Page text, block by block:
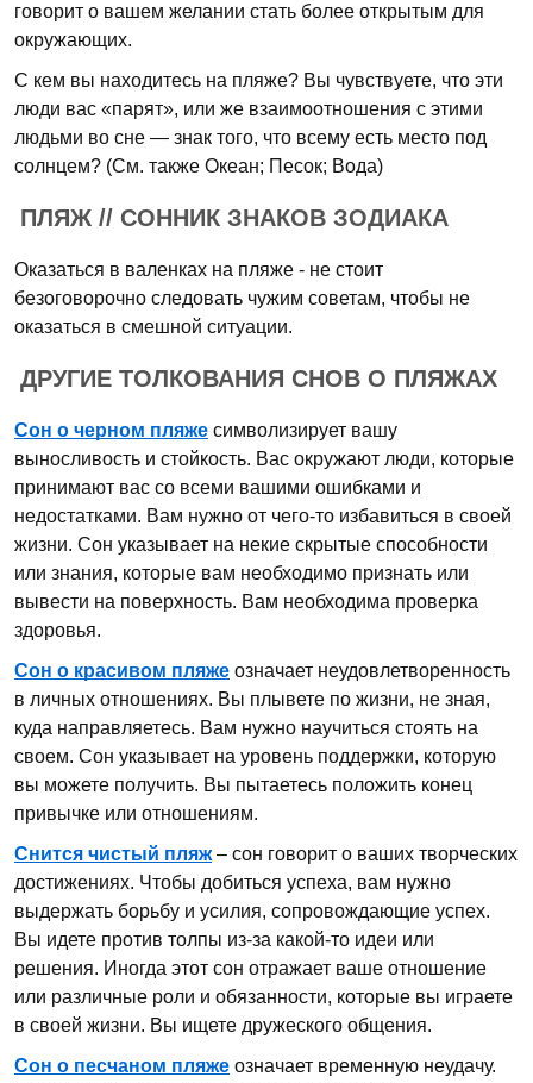
говорит о вашем желании стать более открытым для
окружающих.
С кем вы находитесь на пляже? Вы чувствуете, что эти
люди вас «парят», или же взаимоотношения с этими
людьми во сне — знак того, что всему есть место под
солнцем? (См. также Океан; Песок; Вода)
ПЛЯЖ // СОННИК ЗНАКОВ ЗОДИАКА
Оказаться в валенках на пляже - не стоит
безоговорочно следовать чужим советам, чтобы не
оказаться в смешной ситуации.
ДРУГИЕ ТОЛКОВАНИЯ СНОВ О ПЛЯЖАХ
Сон о черном пляже символизирует вашу
выносливость и стойкость. Вас окружают люди, которые
принимают вас со всеми вашими ошибками и
недостатками. Вам нужно от чего-то избавиться в своей
жизни. Сон указывает на некие скрытые способности
или знания, которые вам необходимо признать или
вывести на поверхность. Вам необходима проверка
здоровья.
Сон о красивом пляже означает неудовлетворенность
в личных отношениях. Вы плывете по жизни, не зная,
куда направляетесь. Вам нужно научиться стоять на
своем. Сон указывает на уровень поддержки, которую
вы можете получить. Вы пытаетесь положить конец
привычке или отношениям.
Снится чистый пляж– сон говорит о ваших творческих
достижениях. Чтобы добиться успеха, вам нужно
выдержать борьбу и усилия, сопровождающие успех.
Вы идете против толпы из-за какой-то идеи или
решения. Иногда этот сон отражает ваше отношение
или различные роли и обязанности, которые вы играете
в своей жизни. Вы ищете дружеского общения.
Сон о песчаном пляже означает временную неудачу.